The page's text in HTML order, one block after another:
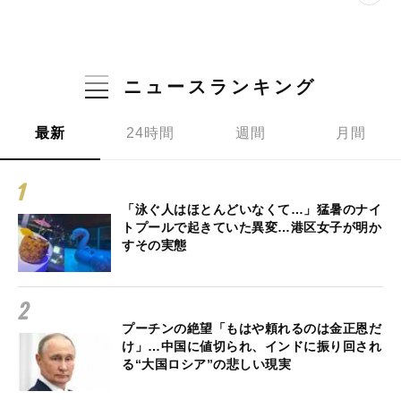
ニュースランキング
最新 24時間 週間 月間
「泳ぐ人はほとんどいなくて…」猛暑のナイ
トプールで起きていた異変…港区女子が明か
すその実態
プーチンの絶望「もはや頼れるのは金正恩だ
け」…中国に値切られ、インドに振り回され
る“大国ロシア”の悲しい現実